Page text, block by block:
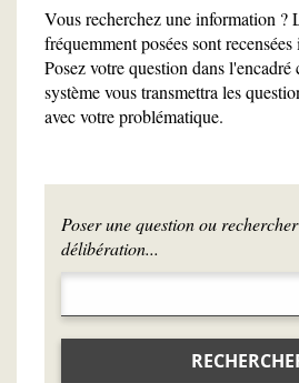
Vous recherchez une information ?
fréquemment posées sont recensées
Posez votre question dans l'encadré
système vous transmettra les
avec votre problématique.
Poser une question ou
délibération...